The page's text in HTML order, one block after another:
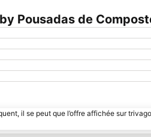
Pousadas de
il se peut que l’offre affichée sur